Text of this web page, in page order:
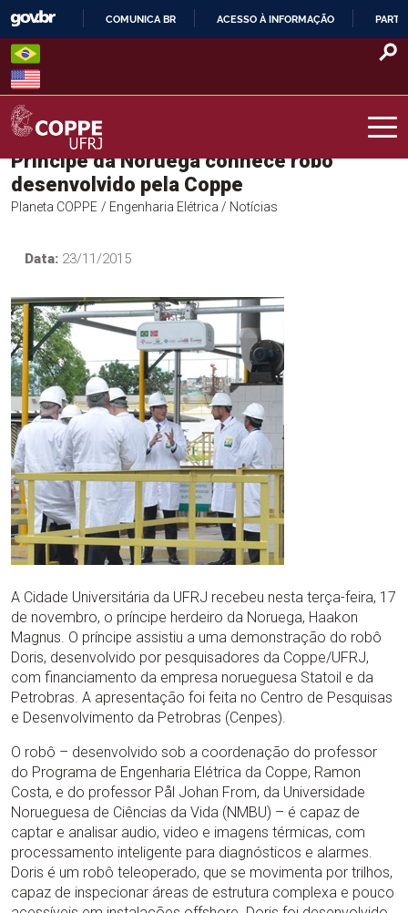
Skip
content
O
COMUNICA BR ACESSO À INFORMAÇÃO
COPPE – UFRJ
Príncipe da Noruega conhece robô
desenvolvido pela Coppe
Planeta COPPE / Engenharia Elétrica / Notícias
Data: 23/11/2015
A Cidade Universitária da UFRJ recebeu nesta terça-feira, 17
de novembro, o príncipe herdeiro da Noruega, Haakon
Magnus. O príncipe assistiu a uma demonstração do robô
Doris, desenvolvido por pesquisadores da Coppe/UFRJ,
com financiamento da empresa norueguesa Statoil e da
Petrobras. A apresentação foi feita no Centro de Pesquisas
e Desenvolvimento da Petrobras (Cenpes).
O robô – desenvolvido sob a coordenação do professor
do Programa de Engenharia Elétrica da Coppe, Ramon
Costa, e do professor Pål Johan From, da Universidade
Norueguesa de Ciências da Vida (NMBU) – é capaz de
captar e analisar audio, video e imagens térmicas, com
processamento inteligente para diagnósticos e alarmes.
Doris é um robô teleoperado, que se movimenta por trilhos,
capaz de inspecionar áreas de estrutura complexa e pouco